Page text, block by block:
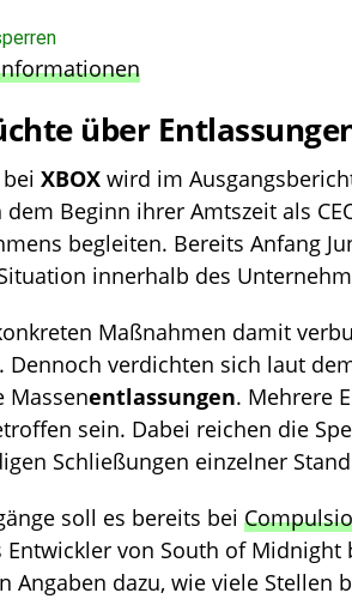
über
XBOX wird im
dem Beginn ihrer Amtszeit als
begleiten. Bereits Anfang
innerhalb des
Maßnahmen damit
Dennoch verdichten sich laut
Massenentlassungen. Mehrere
sein. Dabei reichen die
Schließungen einzelner
soll es bereits bei
Entwickler von South of
Angaben dazu, wie viele Stellen